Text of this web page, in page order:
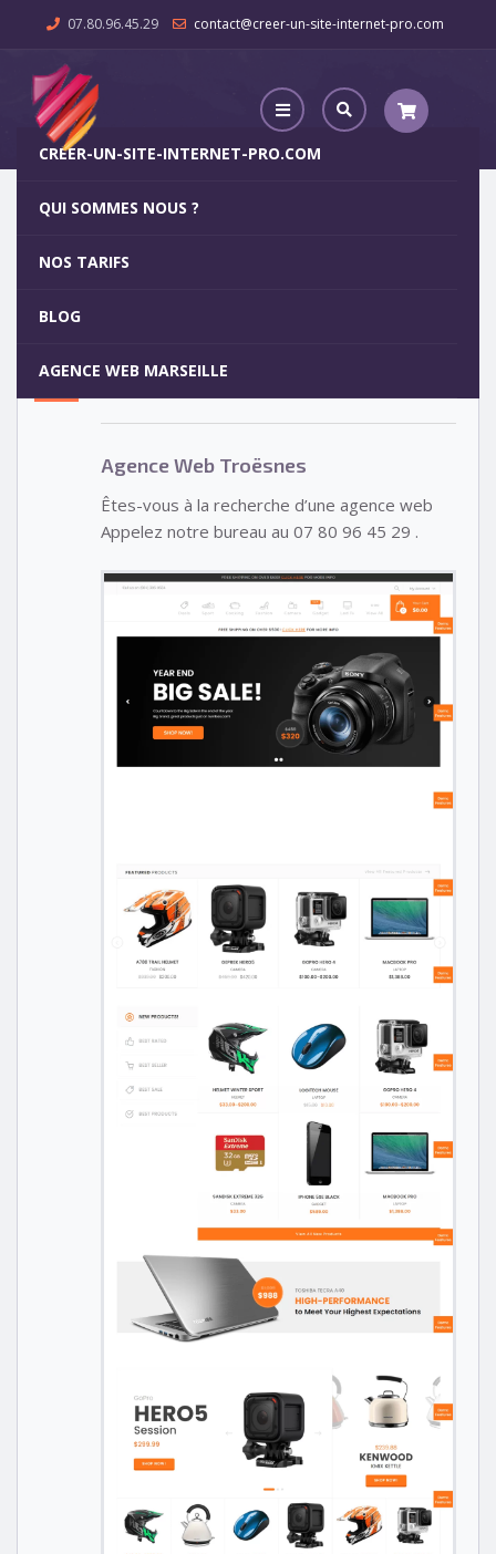
07.80.96.45.29 contact@creer-un-site-internet-pro.com
CREER-UN-SITE-INTERNET-PRO.COM
QUI SOMMES NOUS ?
NOS TARIFS
BLOG
AGENCE WEB MARSEILLE
Agence Web Troësnes
5
Votre site internet pour 29€
Agence Web Troësnes
Êtes-vous à la recherche d’une agence web
Appelez notre bureau au 07 80 96 45 29 .